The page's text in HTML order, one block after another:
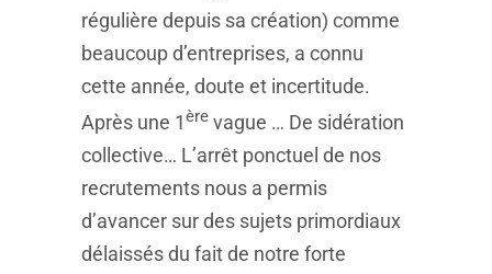
régulière depuis sa création) comme
beaucoup d’entreprises, a connu
cette année, doute et incertitude.
Après une 1ère vague … De sidération
collective… L’arrêt ponctuel de nos
recrutements nous a permis
d’avancer sur des sujets primordiaux
délaissés du fait de notre forte